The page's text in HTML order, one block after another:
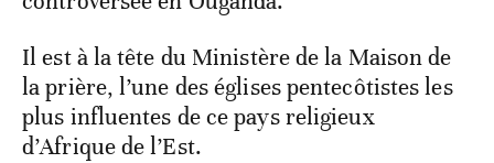
Il est à la tête du Ministère de la Maison de
la prière, l’une des églises pentecôtistes les
plus influentes de ce pays religieux
d’Afrique de l’Est.